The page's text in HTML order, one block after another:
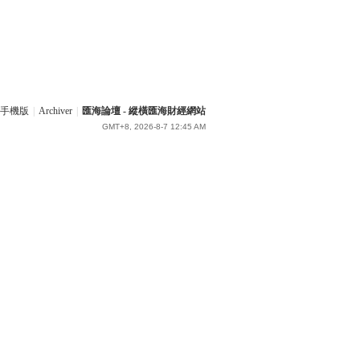
手機版 Archiver 匯海論壇 - 縱橫匯海財經網站
GMT+8, 2026-8-7 12:45 AM